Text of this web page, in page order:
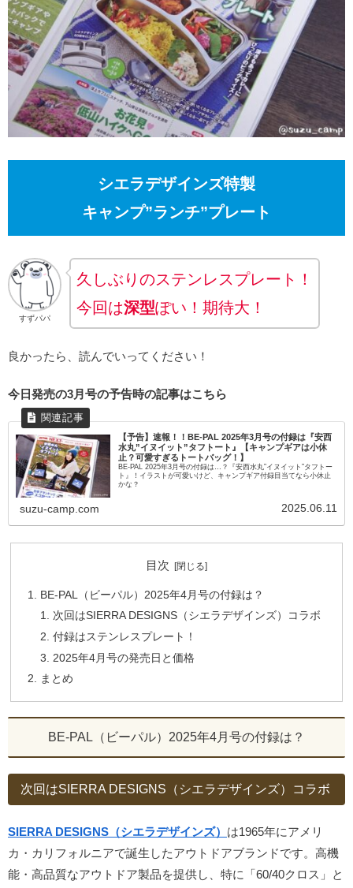
シエラデザインズ特製
キャンプ”ランチ”プレート
すずパパ
久しぶりのステンレスプレート！
今回は深型ぽい！期待大！
良かったら、読んでいってください！
今日発売の3月号の予告時の記事はこちら
【予告】速報！！BE-PAL 2025年3月号の付録は『安西
水丸”イヌイット”タフトート』【キャンプギアは小休
止？可愛すぎるトートバッグ！】
BE-PAL 2025年3月号の付録は…？『安西水丸”イヌイット”タフトー
ト』！イラストが可愛いけど、キャンプギア付録目当てなら小休止
かな？
suzu-camp.com 2025.06.11
目次
BE-PAL（ビーパル）2025年4月号の付録は？
次回はSIERRA DESIGNS（シエラデザインズ）コラボ
付録はステンレスプレート！
2025年4月号の発売日と価格
まとめ
BE-PAL（ビーパル）2025年4月号の付録は？
次回はSIERRA DESIGNS（シエラデザインズ）コラボ
SIERRA DESIGNS（シエラデザインズ） は1965年にアメリ
カ・カリフォルニアで誕生したアウトドアブランドです。高機
能・高品質なアウトドア製品を提供し、特に「60/40クロス」と